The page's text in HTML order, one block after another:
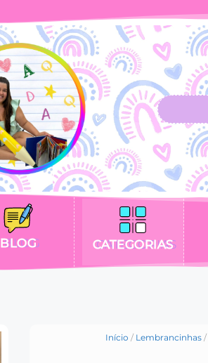
BLOG CATEGORIAS
Início / Lembrancinhas/